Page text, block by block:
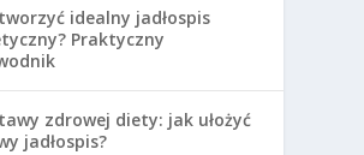
idealny jadłospis
Praktyczny
zdrowej diety: jak ułożyć
jadłospis?